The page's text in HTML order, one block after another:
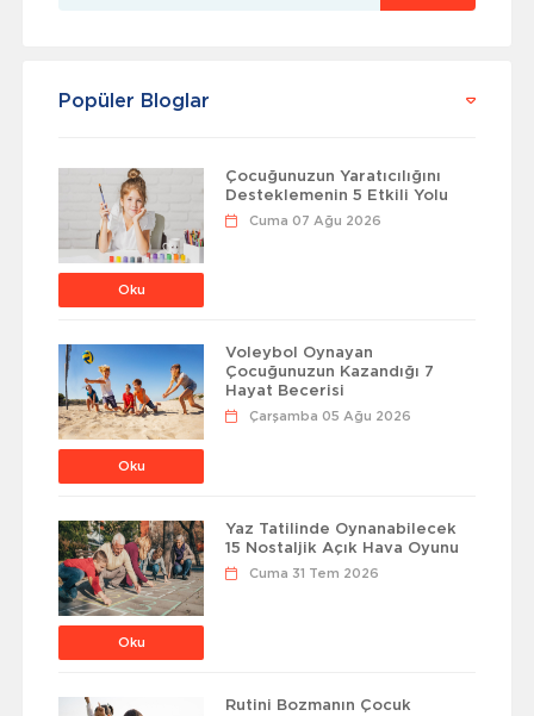
Popüler Bloglar
Oku
Çocuğunuzun Yaratıcılığını
Desteklemenin 5 Etkili Yolu
Cuma 07 Ağu 2026
Oku
Voleybol Oynayan
Çocuğunuzun Kazandığı 7
Hayat Becerisi
Çarşamba 05 Ağu 2026
Oku
Yaz Tatilinde Oynanabilecek
15 Nostaljik Açık Hava Oyunu
Cuma 31 Tem 2026
Rutini Bozmanın Çocuk